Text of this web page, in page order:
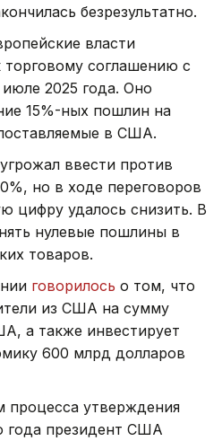
безрезультатно.
власти
соглашению с
2025 года. Оно
15%-ных пошлин на
в США.
ввести против
но в ходе переговоров
цифру удалось снизить. В
нулевые пошлины в
товаров.
говорилось о том, что
из США на сумму
а также инвестирует
600 млрд долларов
процесса утверждения
года президент США